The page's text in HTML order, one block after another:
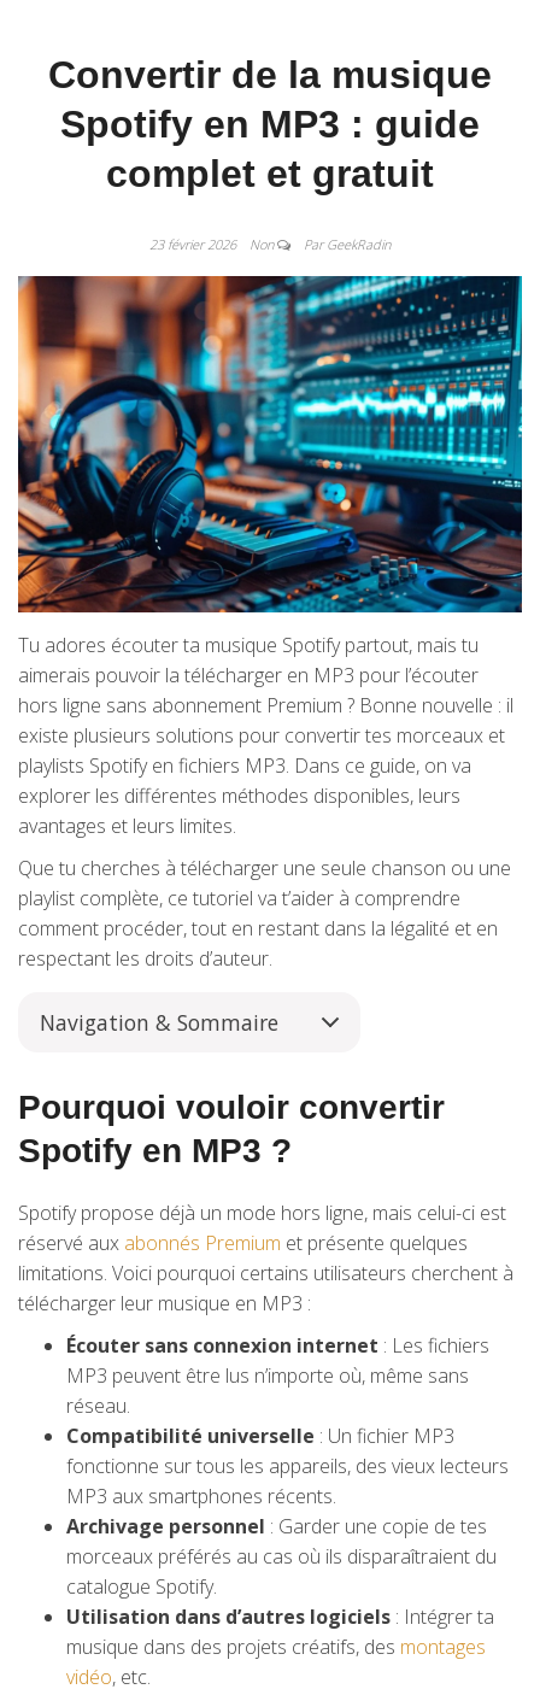
Convertir de la musique
Spotify en MP3 : guide
complet et gratuit
23 février 2026 Non Par GeekRadin
Tu adores écouter ta musique Spotify partout, mais tu
aimerais pouvoir la télécharger en MP3 pour l’écouter
hors ligne sans abonnement Premium ? Bonne nouvelle : il
existe plusieurs solutions pour convertir tes morceaux et
playlists Spotify en fichiers MP3. Dans ce guide, on va
explorer les différentes méthodes disponibles, leurs
avantages et leurs limites.
Que tu cherches à télécharger une seule chanson ou une
playlist complète, ce tutoriel va t’aider à comprendre
comment procéder, tout en restant dans la légalité et en
respectant les droits d’auteur.
Navigation & Sommaire
Pourquoi vouloir convertir
Spotify en MP3 ?
Spotify propose déjà un mode hors ligne, mais celui-ci est
réservé aux abonnés Premium et présente quelques
limitations. Voici pourquoi certains utilisateurs cherchent à
télécharger leur musique en MP3 :
Écouter sans connexion internet : Les fichiers
MP3 peuvent être lus n’importe où, même sans
réseau.
Compatibilité universelle : Un fichier MP3
fonctionne sur tous les appareils, des vieux lecteurs
MP3 aux smartphones récents.
Archivage personnel : Garder une copie de tes
morceaux préférés au cas où ils disparaîtraient du
catalogue Spotify.
Utilisation dans d’autres logiciels : Intégrer ta
musique dans des projets créatifs, des montages
vidéo, etc.